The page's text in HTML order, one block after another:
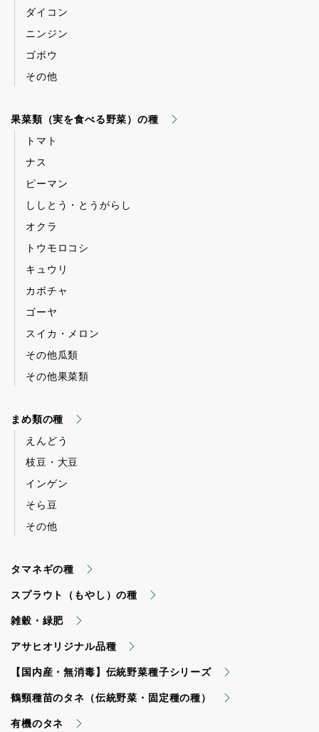
ダイコン
ニンジン
ゴボウ
その他
果菜類（実を食べる野菜）の種
トマト
ナス
ピーマン
ししとう・とうがらし
オクラ
トウモロコシ
キュウリ
カボチャ
ゴーヤ
スイカ・メロン
その他瓜類
その他果菜類
まめ類の種
えんどう
枝豆・大豆
インゲン
そら豆
その他
タマネギの種
スプラウト（もやし）の種
雑穀・緑肥
アサヒオリジナル品種
【国内産・無消毒】伝統野菜種子シリーズ
鶴頸種苗のタネ（伝統野菜・固定種の種）
有機のタネ